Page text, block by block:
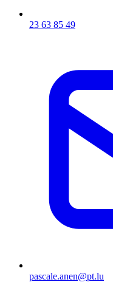
23 63 85 49
pascale.anen@pt.lu